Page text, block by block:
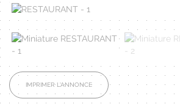
IMPRIMER L'ANNONCE